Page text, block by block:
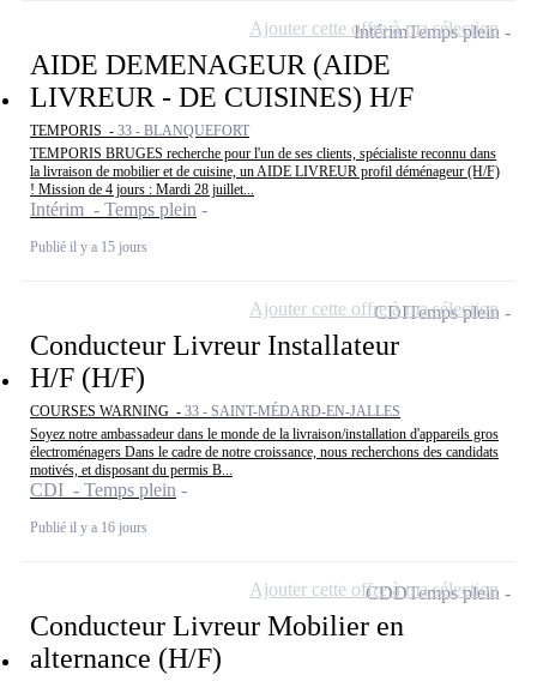
AIDE DEMENAGEUR (AIDE
LIVREUR - DE CUISINES) H/F
TEMPORIS - 33 - BLANQUEFORT
TEMPORIS BRUGES recherche pour l'un de ses clients, spécialiste reconnu dans
la livraison de mobilier et de cuisine, un AIDE LIVREUR profil déménageur (H/F)
! Mission de 4 jours : Mardi 28 juillet...
Intérim - Temps plein
Publié il y a 15 jours
IntérimTemps plein
Ajouter cette offre à ma sélection
Conducteur Livreur Installateur
H/F (H/F)
COURSES WARNING - 33 - SAINT-MÉDARD-EN-JALLES
Soyez notre ambassadeur dans le monde de la livraison/installation d'appareils gros
électroménagers Dans le cadre de notre croissance, nous recherchons des candidats
motivés, et disposant du permis B...
CDI - Temps plein
Publié il y a 16 jours
CDITemps plein
Ajouter cette offre à ma sélection
Conducteur Livreur Mobilier en
alternance (H/F)
CDDTemps plein
Ajouter cette offre à ma sélection